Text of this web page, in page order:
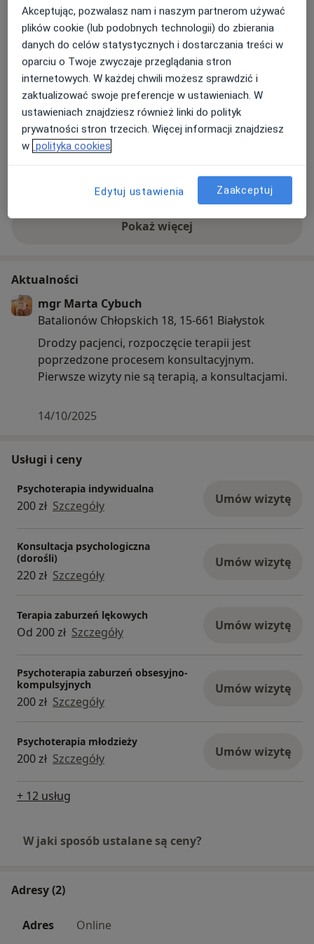
Oferuję pomoc osobom dorosłym doświadczającym
trudnych emocji (tj. smutek, złość, lęk); zmagającym się
samooceny oraz braku sensu. Pracuję z depresją,
nerwicą, fobiami, zaburzeniami osobowości oraz
zaburzeniami lękowymi. Każdy pacjent jest dla mnie
ważny i do każdego podchodzę indywidualnie.
Jako osoba dwujęzyczna, oferuję również możliwość
budowanie zaufanej relacji terapeutycznej bez barier
językowych, co jest kluczowe dla efektywnej terapii.
Konsultacje online Zobacz kalendarz online
Zdjęcia i filmy
Pokaż więcejo doświadczeniu
Aktualności
mgr Marta Cybuch
Batalionów Chłopskich 18, 15-661 Białystok
Drodzy pacjenci, rozpoczęcie terapii jest
poprzedzone procesem konsultacyjnym.
Pierwsze wizyty nie są terapią, a konsultacjami.
14/10/2025
Usługi i ceny
Psychoterapia indywidualna
200 zł Szczegóły Umów wizytę
Konsultacja psychologiczna
(dorośli)
220 zł Szczegóły
Umów wizytę
Terapia zaburzeń lękowych
Od 200 zł Szczegóły Umów wizytę
Psychoterapia zaburzeń obsesyjno-
kompulsyjnych
200 zł Szczegóły
Umów wizytę
Psychoterapia młodzieży
200 zł Szczegóły Umów wizytę
+ 12 usług
W jaki sposób ustalane są ceny?
Adresy (2)
Adres Online
Akceptując, pozwalasz nam i naszym partnerom używać
plików cookie (lub podobnych technologii) do zbierania
danych do celów statystycznych i dostarczania treści w
oparciu o Twoje zwyczaje przeglądania stron
internetowych. W każdej chwili możesz sprawdzić i
zaktualizować swoje preferencje w ustawieniach. W
ustawieniach znajdziesz również linki do polityk
prywatności stron trzecich. Więcej informacji znajdziesz
w polityka cookies
Edytuj ustawienia Zaakceptuj